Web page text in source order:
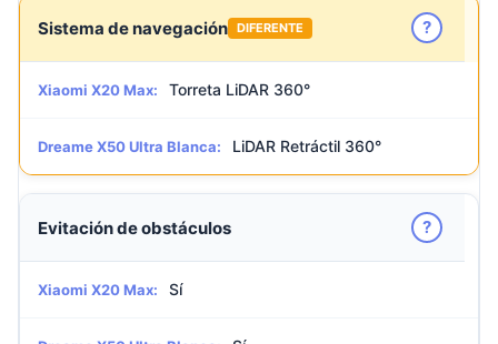
Sistema de navegación DIFERENTE ?
Xiaomi X20 Max: Torreta LiDAR 360°
Dreame X50 Ultra Blanca: LiDAR Retráctil 360°
Evitación de obstáculos ?
Xiaomi X20 Max: Sí